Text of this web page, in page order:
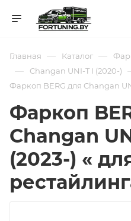
Главная — Каталог —
— Changan UNI-T I (2020-)
Фаркоп BERG для Changan
Фаркоп
Changan
(2023-) «